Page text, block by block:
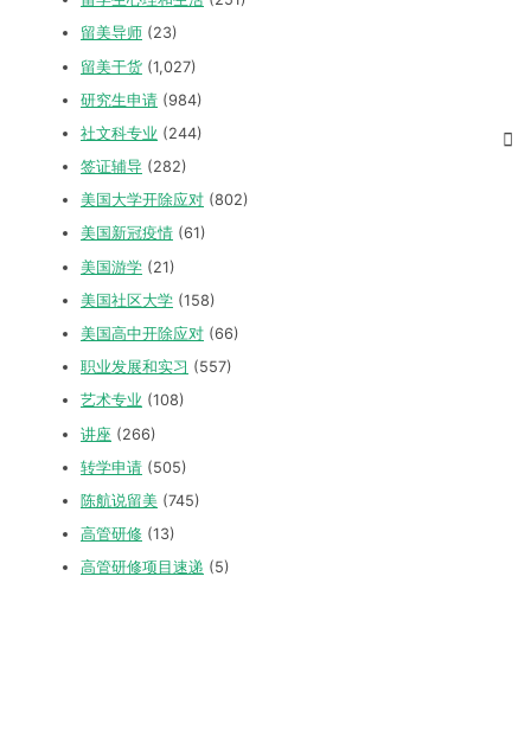
留美导师 (23)
留美干货 (1,027)
研究生申请 (984)
社文科专业 (244)
签证辅导 (282)
美国大学开除应对 (802)
美国新冠疫情 (61)
美国游学 (21)
美国社区大学 (158)
美国高中开除应对 (66)
职业发展和实习 (557)
艺术专业 (108)
讲座 (266)
转学申请 (505)
陈航说留美 (745)
高管研修 (13)
高管研修项目速递 (5)